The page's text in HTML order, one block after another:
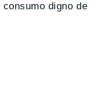
digno de